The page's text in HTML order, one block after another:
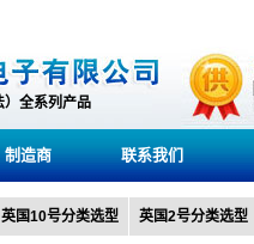
全系列产品
制造商 联系我们
英国10号分类选型 英国2号分类选型